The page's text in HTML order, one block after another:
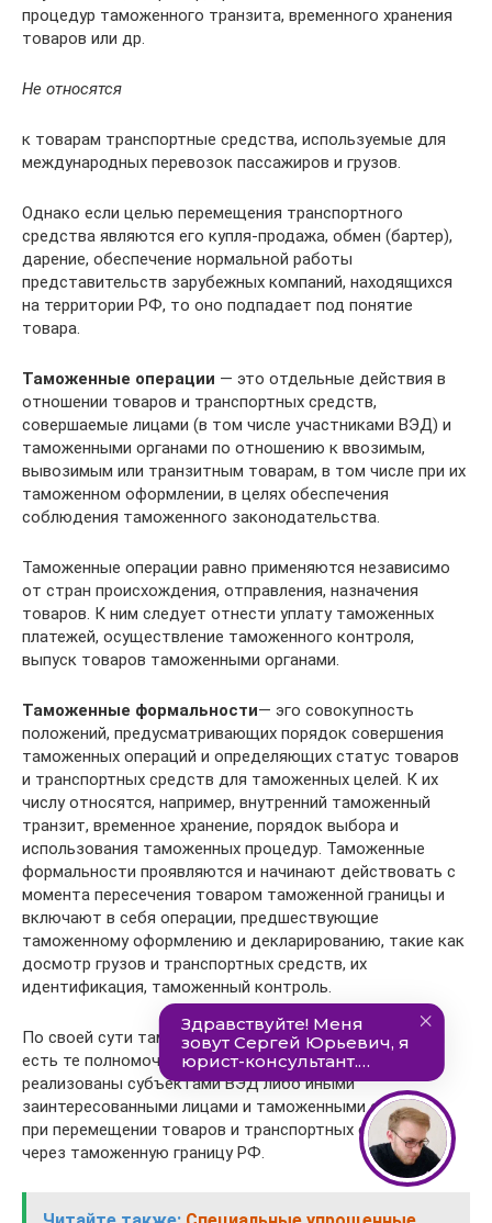
процедур таможенного транзита, временного хранения
товаров или др.
Не относятся
к товарам транспортные средства, используемые для
международных перевозок пассажиров и грузов.
Однако если целью перемещения транспортного
средства являются его купля-продажа, обмен (бартер),
дарение, обеспечение нормальной работы
представительств зарубежных компаний, находящихся
на территории РФ, то оно подпадает под понятие
товара.
Таможенные операции — это отдельные действия в
отношении товаров и транспортных средств,
совершаемые лицами (в том числе участниками ВЭД) и
таможенными органами по отношению к ввозимым,
вывозимым или транзитным товарам, в том числе при их
таможенном оформлении, в целях обеспечения
соблюдения таможенного законодательства.
Таможенные операции равно применяются независимо
от стран происхождения, отправления, назначения
товаров. К ним следует отнести уплату таможенных
платежей, осуществление таможенного контроля,
выпуск товаров таможенными органами.
Таможенные формальности— эго совокупность
положений, предусматривающих порядок совершения
таможенных операций и определяющих статус товаров
и транспортных средств для таможенных целей. К их
числу относятся, например, внутренний таможенный
транзит, временное хранение, порядок выбора и
использования таможенных процедур. Таможенные
формальности проявляются и начинают действовать с
момента пересечения товаром таможенной границы и
включают в себя операции, предшествующие
таможенному оформлению и декларированию, такие как
досмотр грузов и транспортных средств, их
идентификация, таможенный контроль.
По своей сути таможенные операции и формальности
есть те полномочия, которые должны быть
реализованы субъектами ВЭД либо иными
заинтересованными лицами и таможенными органами
при перемещении товаров и транспортных средств
через таможенную границу РФ.